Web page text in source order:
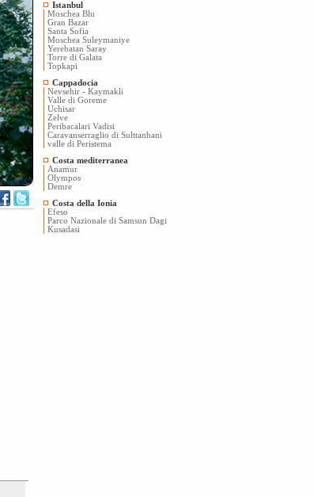
Istanbul
Moschea Blu
Gran Bazar
Santa Sofia
Moschea Suleymaniye
Yerebatan Saray
Torre di Galata
Topkapi
Cappadocia
Nevsehir - Kaymakli
Valle di Goreme
Uchisar
Zelve
Peribacalari Vadisi
Caravanserraglio di Sulttanhani
valle di Peristema
Costa mediterranea
Anamur
Olympos
Demre
Costa della Ionia
Efeso
Parco Nazionale di Samsun Dagi
Kusadasi